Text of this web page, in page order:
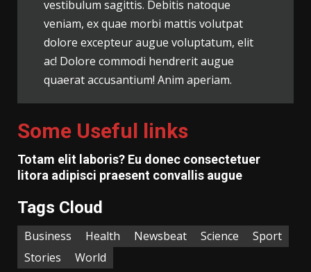
vestibulum sagittis. Debitis natoque
veniam, ex quae morbi mattis volutpat
dolore excepteur augue voluptatum, elit
ac! Dolore commodi hendrerit augue
quaerat accusantium! Anim aperiam.
Some Useful links
Totam elit laboris? Eu donec consectetuer
litora adipisci praesent convallis augue
Tags Cloud
Business Health Newsbeat Science
Sport
Stories
World